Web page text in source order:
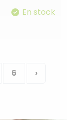
En stock
6 ›